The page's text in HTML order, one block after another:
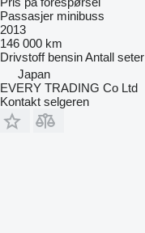
Passasjer minibuss
2013
146 000 km
Drivstoff bensinAntall seter
Japan
EVERY TRADING Co Ltd
Kontakt selgeren